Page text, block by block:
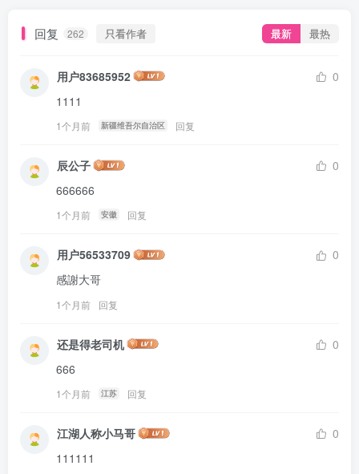
回复 262 只看作者 最新 最热
用户83685952
0
1111
1个月前 新疆维吾尔自治区 回复
辰公子
0
666666
1个月前 安徽 回复
用户56533709
0
感謝大哥
1个月前 回复
还是得老司机
0
666
1个月前 江苏 回复
江湖人称小马哥
0
111111